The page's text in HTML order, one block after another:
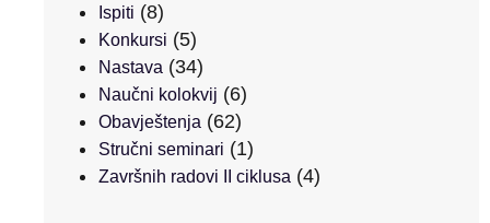
Ispiti (8)
Konkursi (5)
Nastava (34)
Naučni kolokvij (6)
Obavještenja (62)
Stručni seminari (1)
Završnih radovi II ciklusa (4)